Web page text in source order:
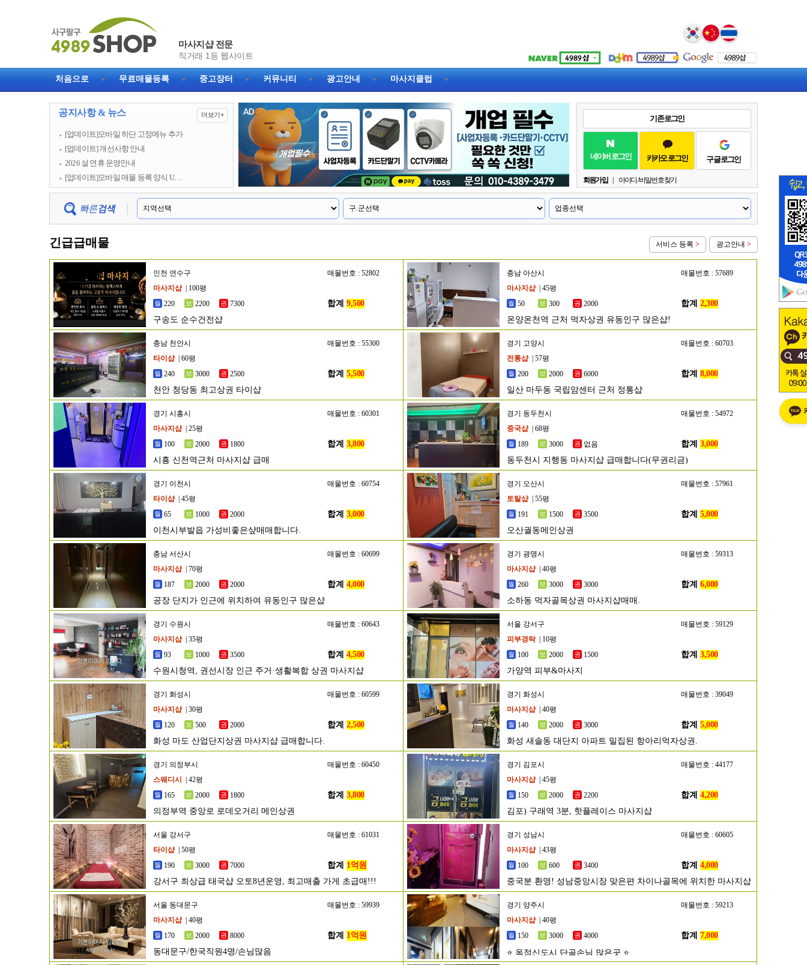
Select Language ▼
마사지샵 전문
직거래 1등 웹사이트
처음으로 무료매물등록 중고장터 커뮤니티 광고안내 마사지클럽
공지사항 & 뉴스 더보기+
[업데이트]모바일 하단 고정메뉴 추가
[업데이트] 개선사항 안내
2026 설 연휴 운영안내
[업데이트]모바일 매물 등록 양식 U…
기존 로그인
네이버 로그인 카카오 로그인 구글 로그인
회원가입 아이디 / 비밀번호 찾기
긴급급매물 광고안내 >
서비스 등록 >
인천 연수구
매물번호 : 52802
마사지샵
| 100평
220
2200 7300 합계 9,500
구송도 순수건전샵
충남 아산시
매물번호 : 57689
마사지샵
| 45평
50
300 2000 합계 2,300
온양온천역 근처 먹자상권 유동인구 많은샵!
충남 천안시
매물번호 : 55300
타이샵
| 60평
240
3000 2500 합계 5,500
천안 청당동 최고상권 타이샵
경기 고양시
매물번호 : 60703
전통샵
| 57평
200
2000 6000 합계 8,000
일산 마두동 국립암센터 근처 정통샵
경기 시흥시
매물번호 : 60301
마사지샵
| 25평
100
2000 1800 합계 3,800
시흥 신천역근처 마사지샵 급매
경기 동두천시
매물번호 : 54972
중국샵
| 68평
189
3000 없음 합계 3,000
동두천시 지행동 마사지샵 급매합니다(무권리금)
경기 이천시
매물번호 : 60754
타이샵
| 45평
65
1000 2000 합계 3,000
이천시부발읍 가성비좋은샾매매합니다.
경기 오산시
매물번호 : 57961
토탈샵
| 55평
191
1500 3500 합계 5,000
오산궐동메인상권
충남 서산시
매물번호 : 60699
마사지샵
| 70평
187
2000 2000 합계 4,000
공장 단지가 인근에 위치하여 유동인구 많은샵
경기 광명시
매물번호 : 59313
마사지샵
| 40평
260
3000 3000 합계 6,000
소하동 먹자골목상권 마사지샵매매.
경기 수원시
매물번호 : 60643
마사지샵
| 35평
93
1000 3500 합계 4,500
수원시청역, 권선시장 인근 주거·생활복합 상권 마사지샵
서울 강서구
매물번호 : 59129
피부경락
| 10평
100
2000 1500 합계 3,500
가양역 피부&마사지
경기 화성시
매물번호 : 60599
마사지샵
| 30평
120
500 2000 합계 2,500
화성 마도 산업단지상권 마사지샵 급매합니다.
경기 화성시
매물번호 : 39049
마사지샵
| 40평
140
2000 3000 합계 5,000
화성 새솔동 대단지 아파트 밀집된 항아리먹자상권.
경기 의정부시
매물번호 : 60450
스웨디시
| 42평
165
2000 1800 합계 3,800
의정부역 중앙로 로데오거리 메인상권
경기 김포시
매물번호 : 44177
마사지샵
| 45평
150
2000 2200 합계 4,200
김포) 구래역 3분, 핫플레이스 마사지샵
서울 강서구
매물번호 : 61031
타이샵
| 50평
190
3000 7000 합계 1억원
강서구 최상급 태국샵 오토8년운영, 최고매출 가게 초급매!!!
경기 성남시
매물번호 : 60605
마사지샵
| 43평
100
600 3400 합계 4,000
중국분 환영! 성남중앙시장 맞은편 차이나골목에 위치한 마사지샵
서울 동대문구
매물번호 : 59939
마사지샵
| 40평
170
2000 8000 합계 1억원
동대문구/한국직원4명/손님많음
경기 양주시
매물번호 : 59213
마사지샵
| 40평
150
3000 4000 합계 7,000
⭐ 옥정신도시 단골손님 많은곳 ⭐